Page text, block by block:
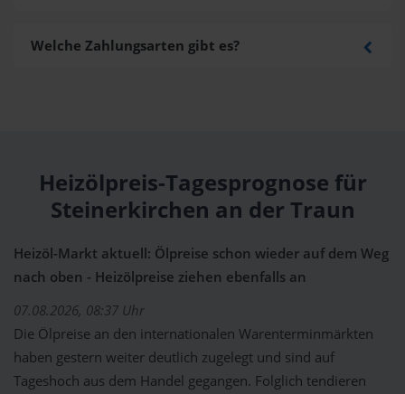
Welche Zahlungsarten gibt es?
Heizölpreis-Tagesprognose für
Steinerkirchen an der Traun
Heizöl-Markt aktuell: Ölpreise schon wieder auf dem Weg
nach oben - Heizölpreise ziehen ebenfalls an
07.08.2026, 08:37 Uhr
Die Ölpreise an den internationalen Warenterminmärkten
haben gestern weiter deutlich zugelegt und sind auf
Tageshoch aus dem Handel gegangen. Folglich tendieren